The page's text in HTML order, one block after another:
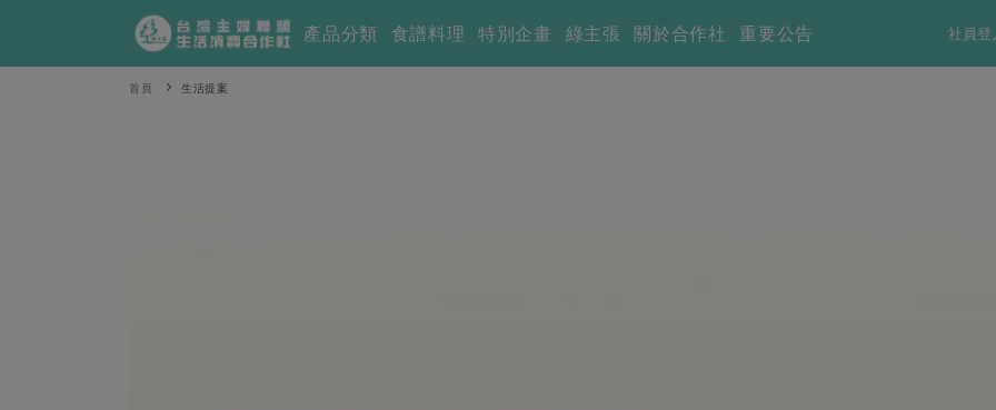
社員登
產品分類 食譜料理 特別企畫 綠主張 關於合作社 重要公告
首頁 生活提案